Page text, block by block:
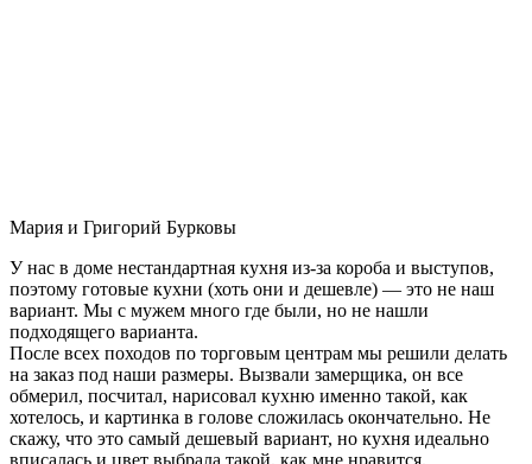
Мария и Григорий Бурковы
У нас в доме нестандартная кухня из-за короба и выступов,
поэтому готовые кухни (хоть они и дешевле) — это не наш
вариант. Мы с мужем много где были, но не нашли
подходящего варианта.
После всех походов по торговым центрам мы решили делать
на заказ под наши размеры. Вызвали замерщика, он все
обмерил, посчитал, нарисовал кухню именно такой, как
хотелось, и картинка в голове сложилась окончательно. Не
скажу, что это самый дешевый вариант, но кухня идеально
вписалась и цвет выбрала такой, как мне нравится.